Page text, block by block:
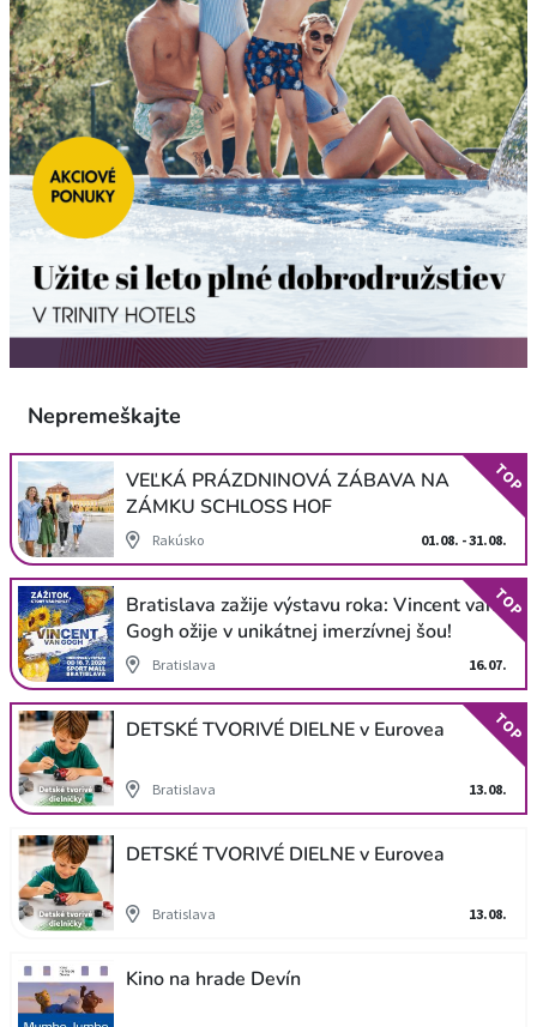
Nepremeškajte
VEĽKÁ PRÁZDNINOVÁ ZÁBAVA NA
ZÁMKU SCHLOSS HOF
Rakúsko 01.08. - 31.08.
TOP
Bratislava zažije výstavu roka: Vincent van
Gogh ožije v unikátnej imerzívnej šou!
Bratislava 16.07.
TOP
DETSKÉ TVORIVÉ DIELNE v Eurovea
Bratislava 13.08.
TOP
DETSKÉ TVORIVÉ DIELNE v Eurovea
Bratislava 13.08.
Kino na hrade Devín